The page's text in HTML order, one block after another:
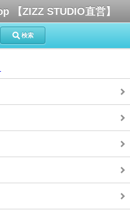
【ZIZZ STUDIO直営】
検索